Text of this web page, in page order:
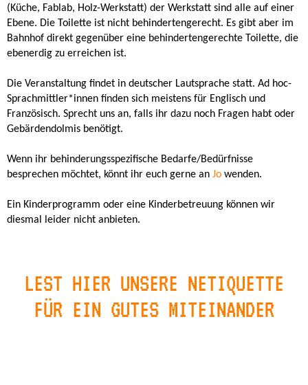
(Küche, Fablab, Holz-Werkstatt) der Werkstatt sind alle auf einer
Ebene. Die Toilette ist nicht behindertengerecht. Es gibt aber im
Bahnhof direkt gegenüber eine behindertengerechte Toilette, die
ebenerdig zu erreichen ist.
Die Veranstaltung findet in deutscher Lautsprache statt. Ad hoc-
Sprachmittler*innen finden sich meistens für Englisch und
Französisch. Sprecht uns an, falls ihr dazu noch Fragen habt oder
Gebärdendolmis benötigt.
Wenn ihr behinderungsspezifische Bedarfe/Bedürfnisse
besprechen möchtet, könnt ihr euch gerne an Jo wenden.
Ein Kinderprogramm oder eine Kinderbetreuung können wir
diesmal leider nicht anbieten.
LEST HIER UNSERE NETIQUETTE
FÜR EIN GUTES MITEINANDER